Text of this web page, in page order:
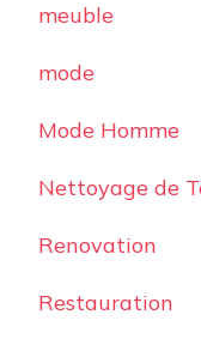
meuble
mode
Mode Homme
Nettoyage de
Renovation
Restauration